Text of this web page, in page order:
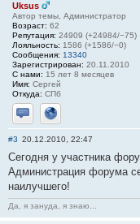
Uksus
Автор темы, Администратор
Возраст: 62
Репутация: 24909 (+24984/−75)
Лояльность: 1586 (+1586/−0)
Сообщения: 13340
Зарегистрирован: 20.11.2010
С нами: 15 лет 8 месяцев
Имя: Сергей
Откуда: СПб
Отправить личное
Сайт
#3 20.12.2010, 22:47
Сегодня у участника
Администрация форума
наилучшего!
Да, я зануда, я знаю...